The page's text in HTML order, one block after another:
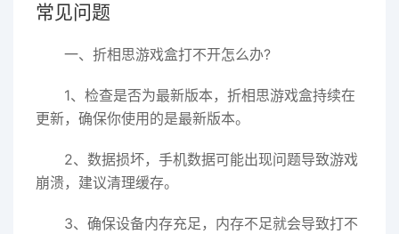
常见问题
一、折相思游戏盒打不开怎么办?
1、检查是否为最新版本，折相思游戏盒持续在
更新，确保你使用的是最新版本。
2、数据损坏，手机数据可能出现问题导致游戏
崩溃，建议清理缓存。
3、确保设备内存充足，内存不足就会导致打不